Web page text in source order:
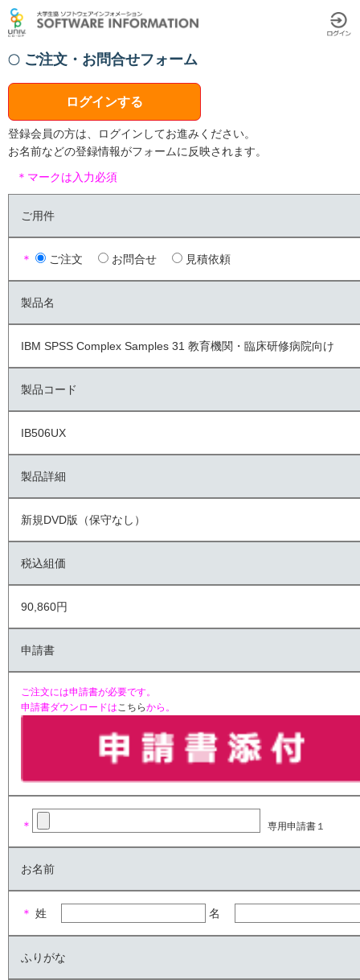
ご注文・お問合せフォーム
ログインする
登録会員の方は、ログインしてお進みください。
お名前などの登録情報がフォームに反映されます。
＊マークは入力必須
ご用件
＊ ご注文 お問合せ 見積依頼
製品名
IBM SPSS Complex Samples 31 教育機関・臨床研修病院向け
製品コード
IB506UX
製品詳細
新規DVD版（保守なし）
税込組価
90,860円
申請書
ご注文には申請書が必要です。
申請書ダウンロードはこちらから。
＊ 専用申請書１
お名前
＊ 姓 名
ふりがな